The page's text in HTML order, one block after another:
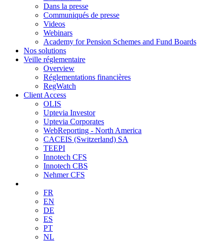
Dans la presse
Communiqués de presse
Videos
Webinars
Academy for Pension Schemes and Fund Boards
Nos solutions
Veille réglementaire
Overview
Réglementations financières
RegWatch
Client Access
OLIS
Uptevia Investor
Uptevia Corporates
WebReporting - North America
CACEIS (Switzerland) SA
TEEPI
Innotech CFS
Innotech CBS
Nehmer CFS
FR
EN
DE
ES
PT
NL